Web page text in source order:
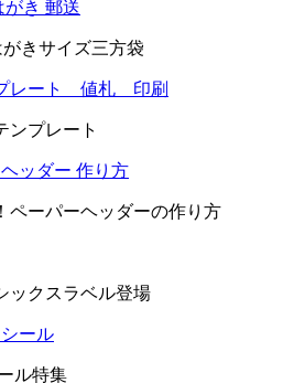
きサイズ三方袋
ンプレート
ペーパーヘッダーの作り方
ックスラベル登場
ル特集